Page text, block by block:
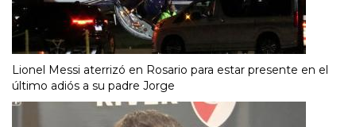
Lionel Messi aterrizó en Rosario para estar presente en el
último adiós a su padre Jorge